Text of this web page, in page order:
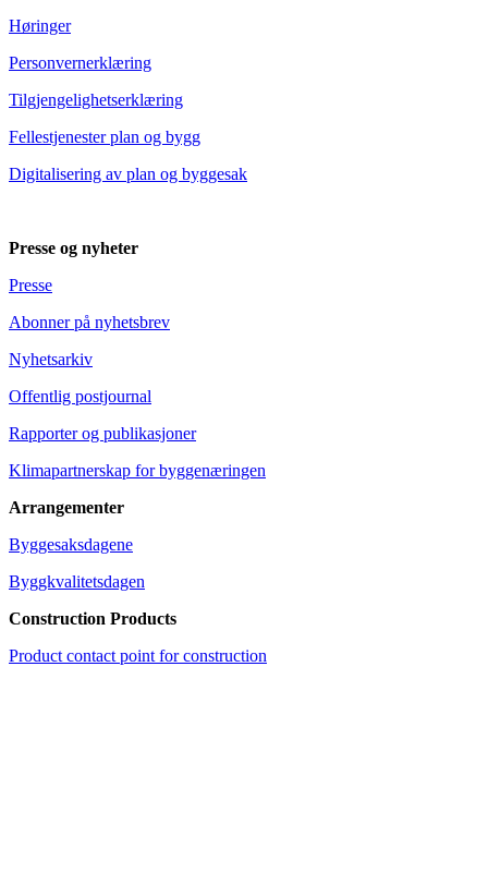
Høringer
Personvernerklæring
Tilgjengelighetserklæring
Fellestjenester plan og bygg
Digitalisering av plan og byggesak
Presse og nyheter
Presse
Abonner på nyhetsbrev
Nyhetsarkiv
Offentlig postjournal
Rapporter og publikasjoner
Klimapartnerskap for byggenæringen
Arrangementer
Byggesaksdagene
Byggkvalitetsdagen
Construction Products
Product contact point for construction